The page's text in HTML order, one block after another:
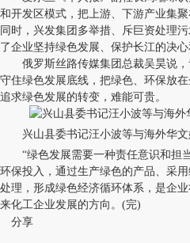
和开发区模式，把上游、下游产业集
同时，兴发集团多举措、斥巨资处理
了企业坚持绿色发展、保护长江的决心
俄罗斯丝路传媒集团总裁吴昊说，
守住绿色发展底线，把绿色、环保放
追求绿色发展的转变，难能可贵。
兴山县委书记汪小波等与海外华
“绿色发展需要一种责任意识和担
环保投入，通过生产绿色的产品、采
处理，形成绿色经济循环体系，是企
来化工企业发展的方向。(完)
分享